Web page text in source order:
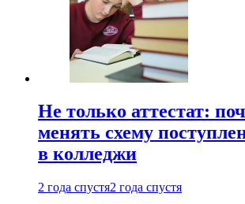
Не только аттестат:
менять схему
в колледжи
2 года спустя2 года спустя